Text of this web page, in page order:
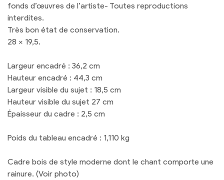
fonds d’œuvres de l’artiste- Toutes reproductions
interdites.
Très bon état de conservation.
28 x 19,5.
Largeur encadré : 36,2 cm
Hauteur encadré : 44,3 cm
Largeur visible du sujet : 18,5 cm
Hauteur visible du sujet 27 cm
Épaisseur du cadre : 2,5 cm
Poids du tableau encadré : 1,110 kg
Cadre bois de style moderne dont le chant comporte une
rainure. (Voir photo)